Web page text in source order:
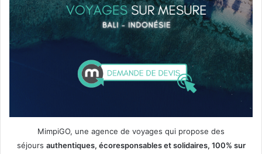
MimpiGO, une agence de voyages qui propose des
séjours authentiques, écoresponsables et solidaires, 100% sur